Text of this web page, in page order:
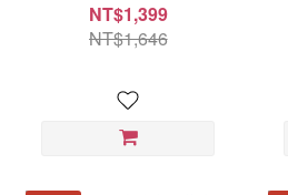
NT$1,399
NT$1,646